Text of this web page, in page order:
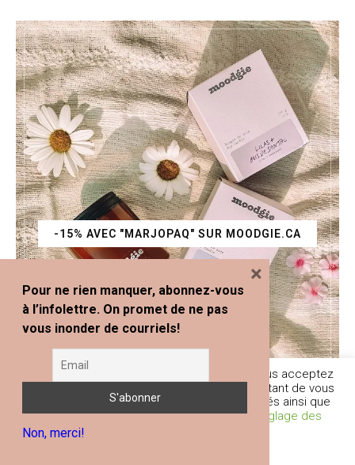
-15% AVEC "MARJOPAQ" SUR MOODGIE.CA
En poursuivant votre navigation sur ce site, vous acceptez
l'utilisation de traceurs (cookies) nous permettant de vous
fournir les services et fonctionnalités proposés ainsi que
d’améliorer votre expérience globale.
Réglage des
Pour ne rien manquer, abonnez-vous
à l’infolettre. On promet de ne pas
vous inonder de courriels!
Non, merci!
×